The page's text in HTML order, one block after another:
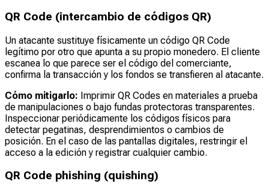
QR Code (intercambio de códigos QR)
Un atacante sustituye físicamente un código QR Code
legítimo por otro que apunta a su propio monedero. El cliente
escanea lo que parece ser el código del comerciante,
confirma la transacción y los fondos se transfieren al atacante.
Cómo mitigarlo: Imprimir QR Codes en materiales a prueba
de manipulaciones o bajo fundas protectoras transparentes.
Inspeccionar periódicamente los códigos físicos para
detectar pegatinas, desprendimientos o cambios de
posición. En el caso de las pantallas digitales, restringir el
acceso a la edición y registrar cualquier cambio.
QR Code phishing (quishing)